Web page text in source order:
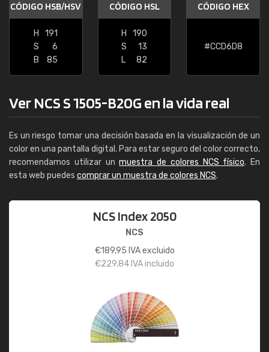
CÓDIGO HSB/HSV
H
191
S
6
B
85
CÓDIGO HSL
H
190
S
13
L
82
CÓDIGO HEX
#CCD6D8
Ver NCS S 1505-B20G en la vida real
Es un riesgo tomar una decisión basada en la visualización de un
color en una pantalla digital. Para estar seguro del color correcto,
recomendamos utilizar unmuestra de colores NCS físico. En
esta web puedes comprar un muestra de colores NCS.
NCS Index 2050
NCS
€189,95 IVA excluido
€229,84 IVA incluido